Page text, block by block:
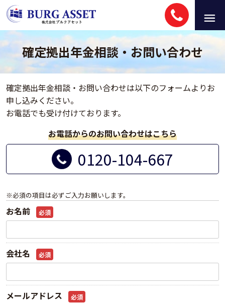
確定拠出年金相談・お問い合わせ
確定拠出年金相談・お問い合わせは以下のフォームよりお
申し込みください。
お電話でも受け付けております。
お電話からのお問い合わせはこちら
0120-104-667
※必須の項目は必ずご入力お願いします。
お名前 必須
会社名 必須
メールアドレス 必須